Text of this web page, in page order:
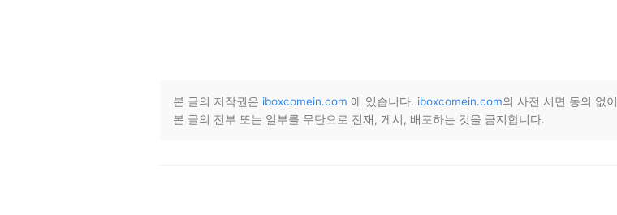
본 글의 저작권은 iboxcomein.com 에 있습니다. iboxcomein.com의 사전 서면 동의 없이
본 글의 전부 또는 일부를 무단으로 전재, 게시, 배포하는 것을 금지합니다.